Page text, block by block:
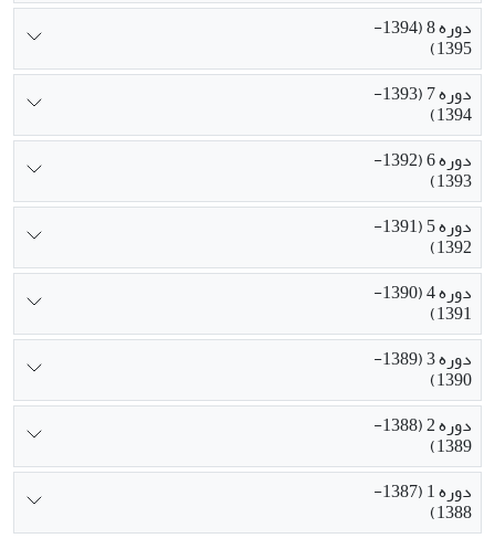
دوره 8 (1394-
1395)
دوره 7 (1393-
1394)
دوره 6 (1392-
1393)
دوره 5 (1391-
1392)
دوره 4 (1390-
1391)
دوره 3 (1389-
1390)
دوره 2 (1388-
1389)
دوره 1 (1387-
1388)